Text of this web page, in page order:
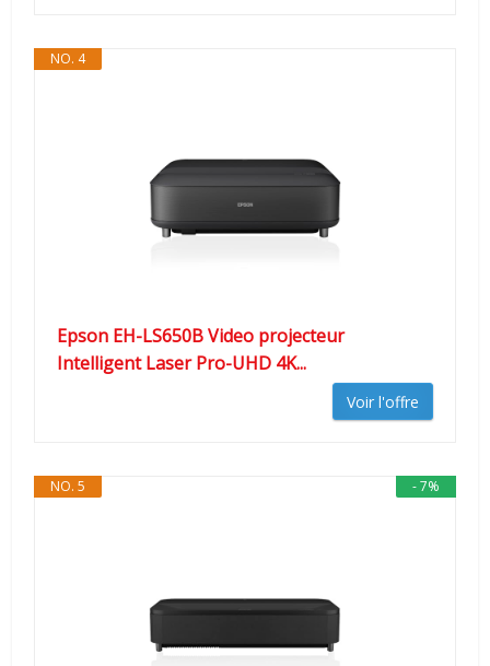
NO. 4
Epson EH-LS650B Video projecteur
Intelligent Laser Pro-UHD 4K...
Voir l'offre
- 7%
NO. 5